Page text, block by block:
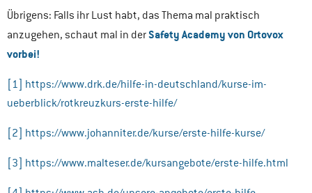
Übrigens: Falls ihr Lust habt, das Thema mal praktisch
anzugehen, schaut mal in derSafety Academy von Ortovox
vorbei!
[1] https://www.drk.de/hilfe-in-deutschland/kurse-im-
ueberblick/rotkreuzkurs-erste-hilfe/
[2] https://www.johanniter.de/kurse/erste-hilfe-kurse/
[3] https://www.malteser.de/kursangebote/erste-hilfe.html